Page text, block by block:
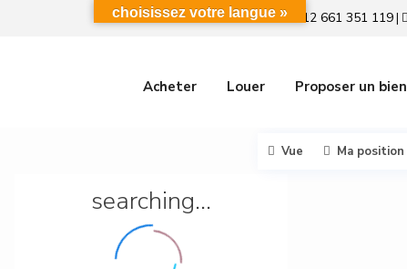
+212 661 351 119|
Acheter Louer Proposer un bien
searching...
Vue Ma position
choisissez votre langue »